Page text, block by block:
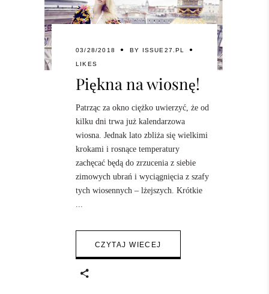
03/28/2018 BY ISSUE27.PL
LIKES
Piękna na wiosnę!
Patrząc za okno ciężko uwierzyć, że od
kilku dni trwa już kalendarzowa
wiosna. Jednak lato zbliża się wielkimi
krokami i rosnące temperatury
zachęcać będą do zrzucenia z siebie
zimowych ubrań i wyciągnięcia z szafy
tych wiosennych – lżejszych. Krótkie
CZYTAJ WIECEJ